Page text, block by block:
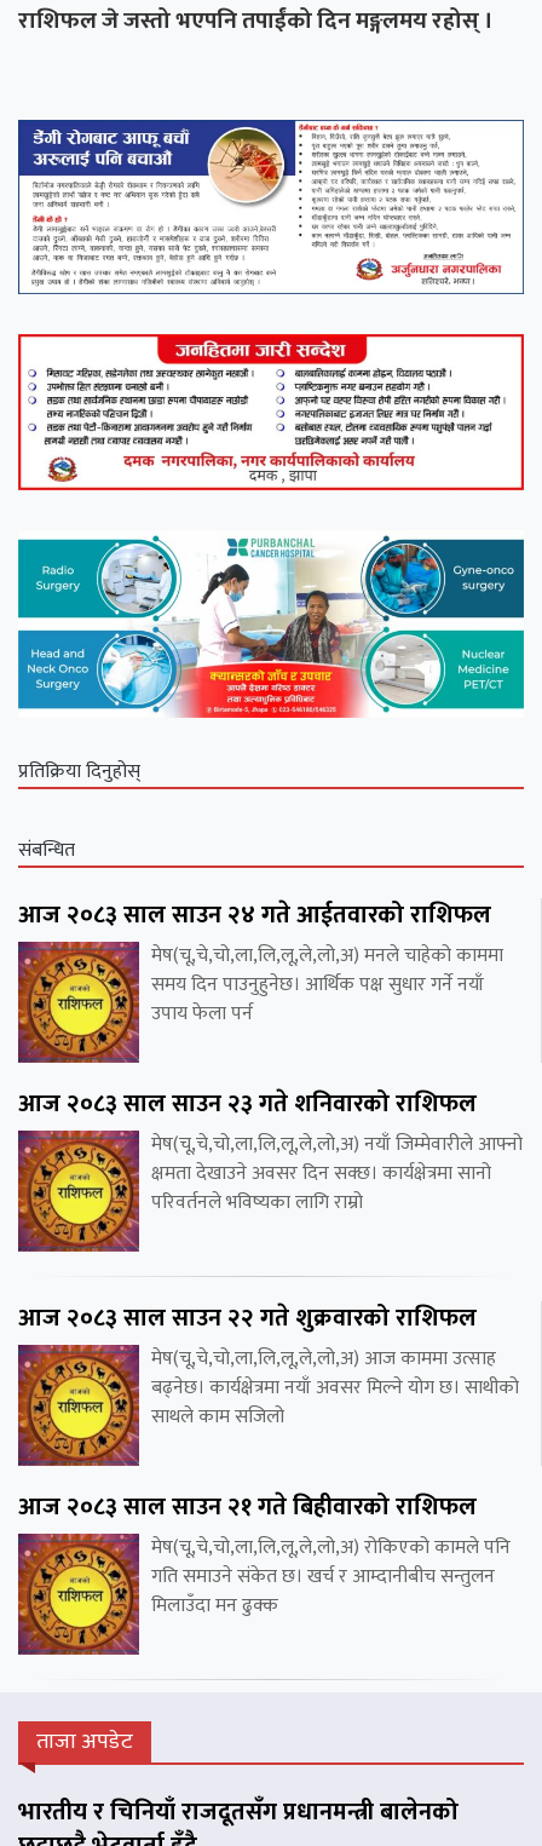
राशिफल जे जस्तो भएपनि तपाईंको दिन मङ्गलमय रहोस् ।
प्रतिक्रिया दिनुहोस्
संबन्धित
आज २०८३ साल साउन २४ गते आईतवारको राशिफल
मेष(चू,चे,चो,ला,लि,लू,ले,लो,अ) मनले चाहेको काममा
समय दिन पाउनुहुनेछ। आर्थिक पक्ष सुधार गर्ने नयाँ
उपाय फेला पर्न
आज २०८३ साल साउन २३ गते शनिवारको राशिफल
मेष(चू,चे,चो,ला,लि,लू,ले,लो,अ) नयाँ जिम्मेवारीले आफ्नो
क्षमता देखाउने अवसर दिन सक्छ। कार्यक्षेत्रमा सानो
परिवर्तनले भविष्यका लागि राम्रो
आज २०८३ साल साउन २२ गते शुक्रवारको राशिफल
मेष(चू,चे,चो,ला,लि,लू,ले,लो,अ) आज काममा उत्साह
बढ्नेछ। कार्यक्षेत्रमा नयाँ अवसर मिल्ने योग छ। साथीको
साथले काम सजिलो
आज २०८३ साल साउन २१ गते बिहीवारको राशिफल
मेष(चू,चे,चो,ला,लि,लू,ले,लो,अ) रोकिएको कामले पनि
गति समाउने संकेत छ। खर्च र आम्दानीबीच सन्तुलन
मिलाउँदा मन ढुक्क
ताजा अपडेट
भारतीय र चिनियाँ राजदूतसँग प्रधानमन्त्री बालेनको